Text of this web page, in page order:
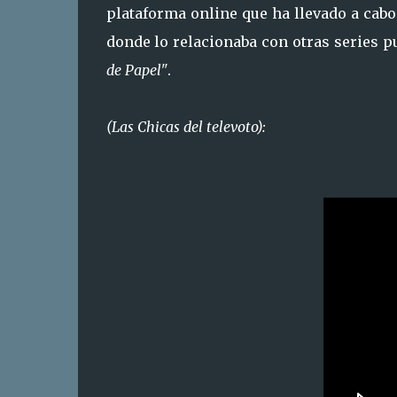
plataforma online que ha llevado a
donde lo relacionaba con otras series
de Papel".
(Las Chicas del televoto):